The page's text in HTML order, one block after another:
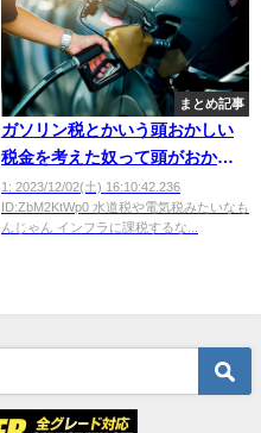
まとめ記事
ガソリン税とかいう頭おかしい
税金を考えた奴って頭がおかし
いの？
1: 2023/12/02(土) 16:10:42.236
ID:ZbM2KtWp0 水道税や電気税みたいなも
んじゃん インフラに課税するな...